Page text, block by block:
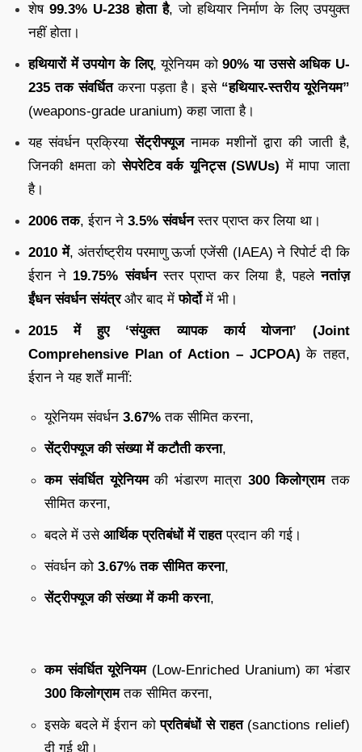
शेष99.3% U-238 होता है, जो हथियार निर्माण के लिए उपयुक्त
नहीं होता।
हथियारों में उपयोग के लिए, यूरेनियम को90% या उससे अधिक U-
235 तक संवर्धितकरना पड़ता है। इसे “हथियार-स्तरीय यूरेनियम”
(weapons-grade uranium) कहा जाता है।
यह संवर्धन प्रक्रियासेंट्रीफ्यूजनामक मशीनों द्वारा की जाती है,
जिनकी क्षमता कोसेपरेटिव वर्क यूनिट्स (SWUs) में मापा जाता
है।
2006 तक, ईरान ने 3.5% संवर्धनस्तर प्राप्त कर लिया था।
2010 में, अंतर्राष्ट्रीय परमाणु ऊर्जा एजेंसी (IAEA) ने रिपोर्ट दी कि
ईरान ने 19.75% संवर्धनस्तर प्राप्त कर लिया है, पहलेनतांज़
ईंधन संवर्धन संयंत्रऔर बाद मेंफोर्दोमें भी।
2015 में हुए ‘संयुक्त व्यापक कार्य योजना’ (Joint
Comprehensive Plan of Action – JCPOA) के तहत,
ईरान ने यह शर्तें मानीं:
यूरेनियम संवर्धन 3.67% तक सीमित करना,
सेंट्रीफ्यूज की संख्या में कटौती करना,
कम संवर्धित यूरेनियमकी भंडारण मात्रा 300 किलोग्रामतक
सीमित करना,
बदले में उसे आर्थिक प्रतिबंधों में राहतप्रदान की गई।
संवर्धन को 3.67% तक सीमित करना,
सेंट्रीफ्यूज की संख्या में कमी करना,
कम संवर्धित यूरेनियम(Low-Enriched Uranium) का भंडार
300 किलोग्रामतक सीमित करना,
इसके बदले में ईरान कोप्रतिबंधों से राहत(sanctions relief)
दी गई थी।